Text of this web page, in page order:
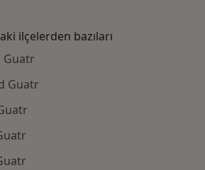
ilçelerden bazıları
Guatr
Guatr